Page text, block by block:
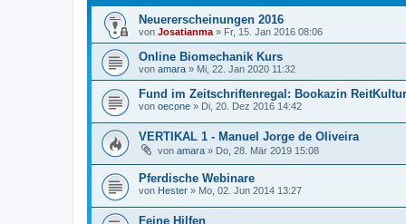
Neuererscheinungen 2016
von Josatianma » Fr, 15. Jan 2016 08:06
Online Biomechanik Kurs
von amara » Mi, 22. Jan 2020 11:32
Fund im Zeitschriftenregal: Bookazin ReitKultur
von oecone » Di, 20. Dez 2016 14:42
VERTIKAL 1 - Manuel Jorge de Oliveira
von amara » Do, 28. Mär 2019 15:08
Pferdische Webinare
von Hester » Mo, 02. Jun 2014 13:27
Feine Hilfen